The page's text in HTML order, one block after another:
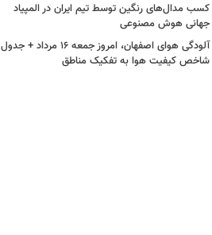
کسب مدال‌های رنگین توسط تیم ایران در المپیاد
جهانی هوش مصنوعی
آلودگی هوای اصفهان، امروز جمعه ۱۶ مرداد + جدول
شاخص کیفیت هوا به تفکیک مناطق